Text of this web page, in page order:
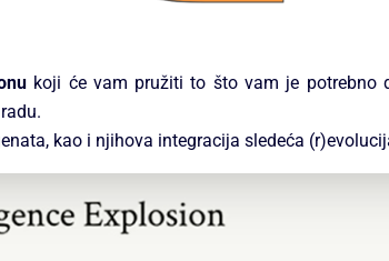
koji će vam pružiti to što vam je potrebno
kao i njihova integracija sledeća